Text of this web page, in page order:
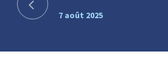
7 août 2025